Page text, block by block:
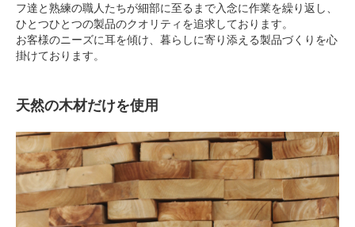
フ達と熟練の職人たちが細部に至るまで入念に作業を繰り返し、
ひとつひとつの製品のクオリティを追求しております。
お客様のニーズに耳を傾け、暮らしに寄り添える製品づくりを心
掛けております。
天然の木材だけを使用